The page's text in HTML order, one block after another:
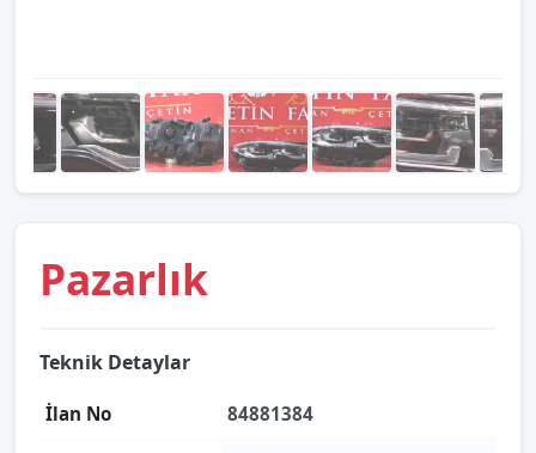
Pazarlık
Teknik Detaylar
İlan No 84881384